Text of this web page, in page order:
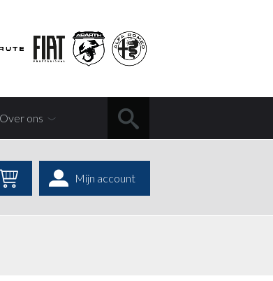
Over ons
Mijn account